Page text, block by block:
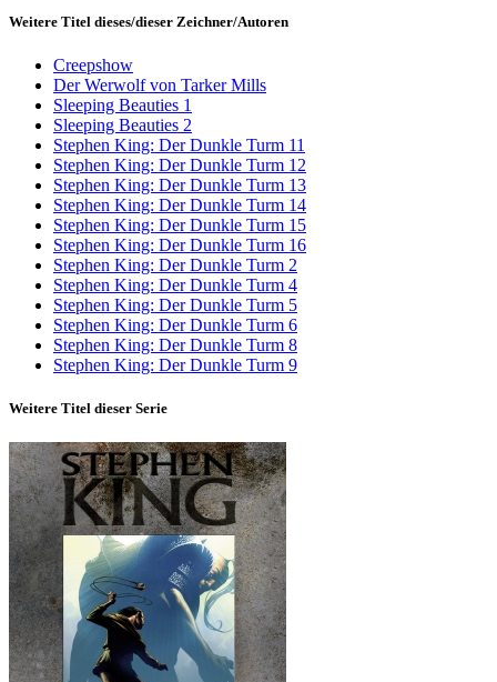
Weitere Titel dieses/dieser Zeichner/Autoren
Creepshow
Der Werwolf von Tarker Mills
Sleeping Beauties 1
Sleeping Beauties 2
Stephen King: Der Dunkle Turm 11
Stephen King: Der Dunkle Turm 12
Stephen King: Der Dunkle Turm 13
Stephen King: Der Dunkle Turm 14
Stephen King: Der Dunkle Turm 15
Stephen King: Der Dunkle Turm 16
Stephen King: Der Dunkle Turm 2
Stephen King: Der Dunkle Turm 4
Stephen King: Der Dunkle Turm 5
Stephen King: Der Dunkle Turm 6
Stephen King: Der Dunkle Turm 8
Stephen King: Der Dunkle Turm 9
Weitere Titel dieser Serie